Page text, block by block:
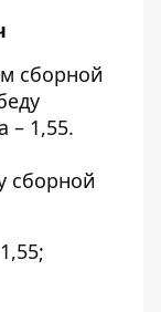
сборной
– 1,55.
сборной